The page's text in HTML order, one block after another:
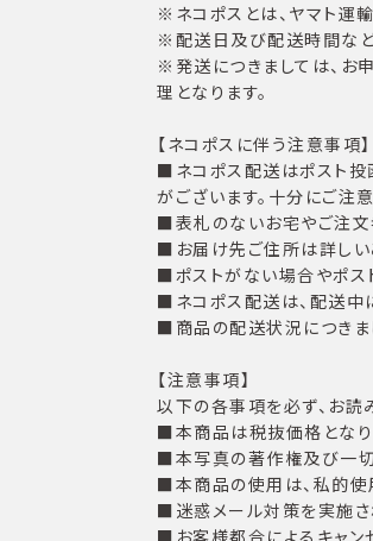
※ネコポスとは、ヤマト運
※配送日及び配送時間など
※発送につきましては、お
理となります。
【ネコポスに伴う注意事項】
■ネコポス配送はポスト投
がございます。十分にご注
■表札のないお宅やご注文
■お届け先ご住所は詳しい
■ポストがない場合やポス
■ネコポス配送は、配送中
■商品の配送状況につきま
【注意事項】
以下の各事項を必ず、お読
■本商品は税抜価格となり
■本写真の著作権及び一切
■本商品の使用は、私的使
■迷惑メール対策を実施
■お客様都合によるキャン